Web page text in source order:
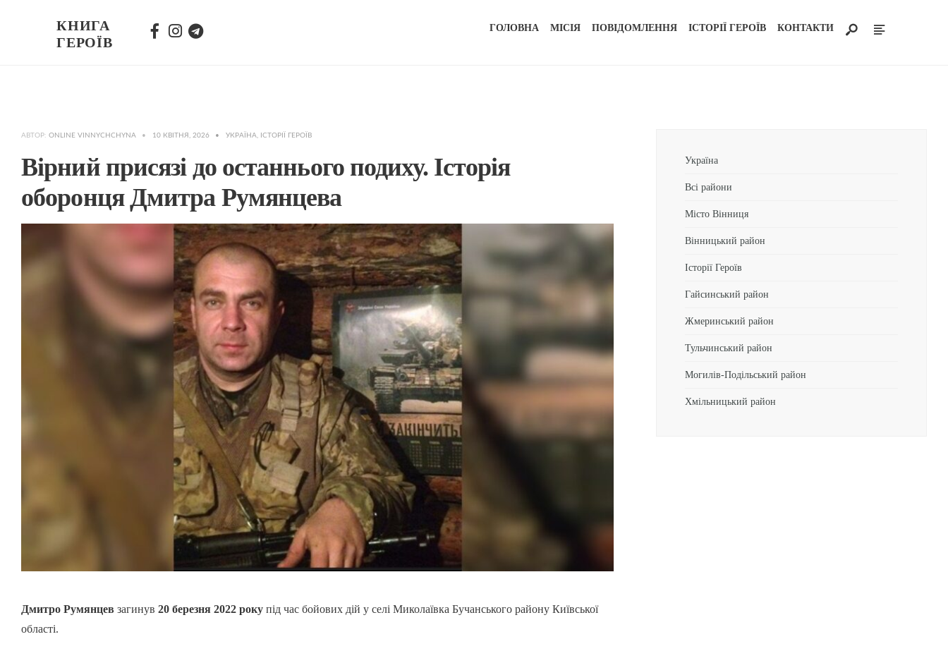
КНИГА
ГЕРОЇВ
ГОЛОВНА МІСІЯ ПОВІДОМЛЕННЯ ІСТОРІЇ ГЕРОЇВ КОНТАКТИ
АВТОР: ONLINE VINNYCHCHYNA • 10 КВІТНЯ, 2026 • УКРАЇНА, ІСТОРІЇ ГЕРОЇВ
Вірний присязі до останнього подиху. Історія
оборонця Дмитра Румянцева
Дмитро Румянцев загинув 20 березня 2022 року під час бойових дій у селі Миколаївка Бучанського району Київської
області.
Україна
Всі райони
Місто Вінниця
Вінницький район
Історії Героїв
Гайсинський район
Жмеринський район
Тульчинський район
Могилів-Подільський район
Хмільницький район